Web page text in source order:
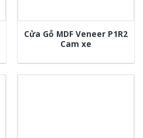
Cửa Gỗ MDF Veneer P1R2
Cam xe